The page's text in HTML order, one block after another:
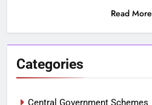
Read More
Categories
Central Government Schemes